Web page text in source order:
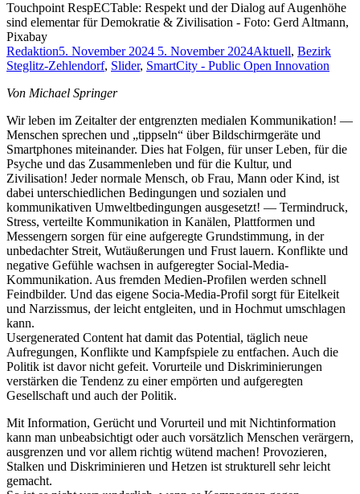
Touchpoint RespECTable: Respekt und der Dialog auf Augenhöhe
sind elementar für Demokratie & Zivilisation - Foto: Gerd Altmann,
Pixabay
Redaktion5. November 2024 5. November 2024Aktuell, Bezirk
Steglitz-Zehlendorf, Slider, SmartCity - Public Open Innovation
Von Michael Springer
Wir leben im Zeitalter der entgrenzten medialen Kommunikation! —
Menschen sprechen und „tippseln“ über Bildschirmgeräte und
Smartphones miteinander. Dies hat Folgen, für unser Leben, für die
Psyche und das Zusammenleben und für die Kultur, und
Zivilisation! Jeder normale Mensch, ob Frau, Mann oder Kind, ist
dabei unterschiedlichen Bedingungen und sozialen und
kommunikativen Umweltbedingungen ausgesetzt! — Termindruck,
Stress, verteilte Kommunikation in Kanälen, Plattformen und
Messengern sorgen für eine aufgeregte Grundstimmung, in der
unbedachter Streit, Wutäußerungen und Frust lauern. Konflikte und
negative Gefühle wachsen in aufgeregter Social-Media-
Kommunikation. Aus fremden Medien-Profilen werden schnell
Feindbilder. Und das eigene Socia-Media-Profil sorgt für Eitelkeit
und Narzissmus, der leicht entgleiten, und in Hochmut umschlagen
kann.
Usergenerated Content hat damit das Potential, täglich neue
Aufregungen, Konflikte und Kampfspiele zu entfachen. Auch die
Politik ist davor nicht gefeit. Vorurteile und Diskriminierungen
verstärken die Tendenz zu einer empörten und aufgeregten
Gesellschaft und auch der Politik.
Mit Information, Gerücht und Vorurteil und mit Nichtinformation
kann man unbeabsichtigt oder auch vorsätzlich Menschen verärgern,
ausgrenzen und vor allem richtig wütend machen! Provozieren,
Stalken und Diskriminieren und Hetzen ist strukturell sehr leicht
gemacht.